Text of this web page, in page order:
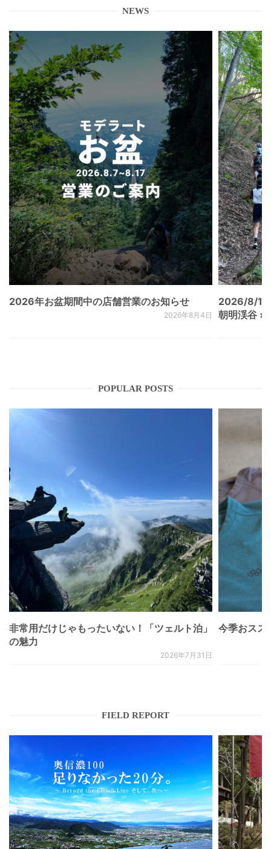
NEWS
2026年お盆期間中の店舗営業のお知らせ
2026年8月4日
2026/8/
朝明渓谷 ×
POPULAR POSTS
非常用だけじゃもったいない！「ツェルト泊」
の魅力
2026年7月31日
今季おスス
FIELD REPORT